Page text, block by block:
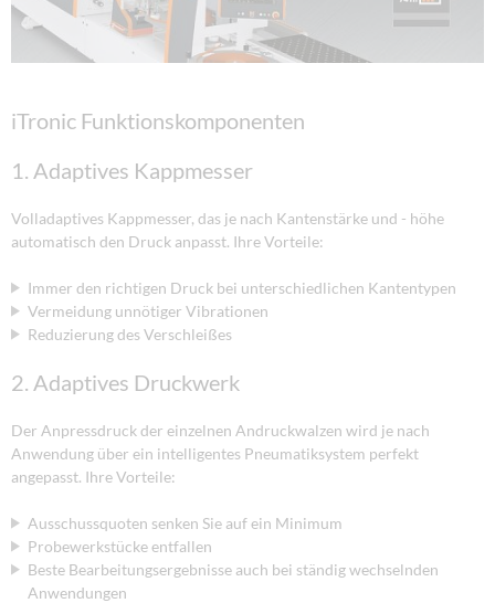
iTronic Funktionskomponenten
1. Adaptives Kappmesser
Volladaptives Kappmesser, das je nach Kantenstärke und - höhe
automatisch den Druck anpasst. Ihre Vorteile:
Immer den richtigen Druck bei unterschiedlichen Kantentypen
Vermeidung unnötiger Vibrationen
Reduzierung des Verschleißes
2. Adaptives Druckwerk
Der Anpressdruck der einzelnen Andruckwalzen wird je nach
Anwendung über ein intelligentes Pneumatiksystem perfekt
angepasst. Ihre Vorteile:
Ausschussquoten senken Sie auf ein Minimum
Probewerkstücke entfallen
Beste Bearbeitungsergebnisse auch bei ständig wechselnden
Anwendungen